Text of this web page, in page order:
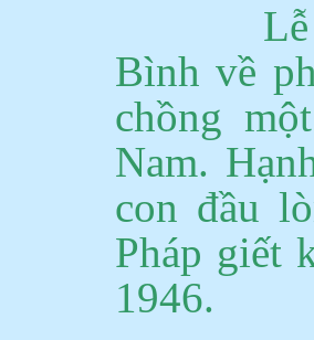
Bình về
chồng
Nam.
con đầu
Pháp giết
1946.